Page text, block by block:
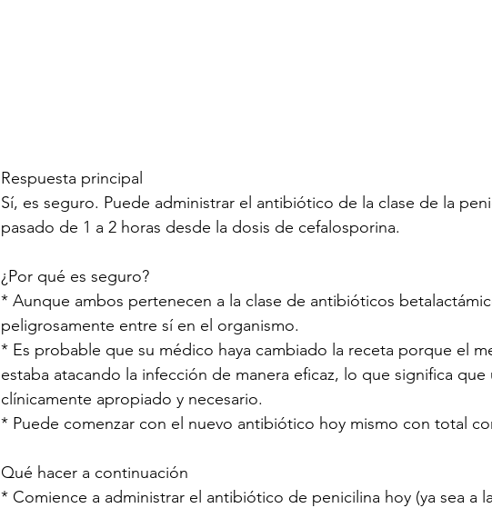
Respuesta principal
Sí, es seguro. Puede administrar el antibiótico de la clase de la
pasado de 1 a 2 horas desde la dosis de cefalosporina.
¿Por qué es seguro?
* Aunque ambos pertenecen a la clase de antibióticos
peligrosamente entre sí en el organismo.
* Es probable que su médico haya cambiado la receta porque el
estaba atacando la infección de manera eficaz, lo que significa
clínicamente apropiado y necesario.
* Puede comenzar con el nuevo antibiótico hoy mismo con total
Qué hacer a continuación
* Comience a administrar el antibiótico de penicilina hoy (ya sea a